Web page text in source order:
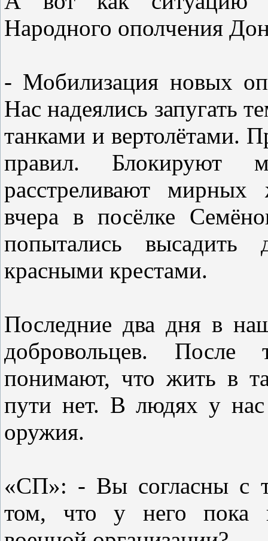
Народного ополчения
- Мобилизация новых
Нас надеялись запугать
танками и вертолётами.
правил. Блокируют
расстреливают
вчера в посёлке
попытались высадить
красными крестами.
Последние два дня в
добровольцев.
понимают, что жить в
пути нет. В людях у нас
оружия.
«СП»: - Вы согласны с
том, что у него пока